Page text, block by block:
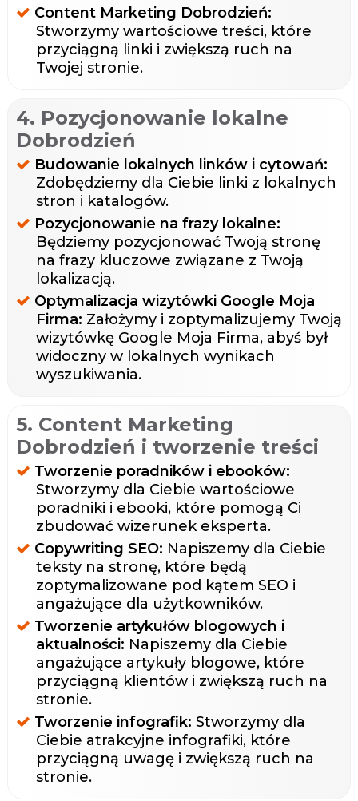
Content Marketing Dobrodzień:
Stworzymy wartościowe treści, które
przyciągną linki i zwiększą ruch na
Twojej stronie.
4. Pozycjonowanie lokalne
Dobrodzień
Budowanie lokalnych linków i cytowań:
Zdobędziemy dla Ciebie linki z lokalnych
stron i katalogów.
Pozycjonowanie na frazy lokalne:
Będziemy pozycjonować Twoją stronę
na frazy kluczowe związane z Twoją
lokalizacją.
Optymalizacja wizytówki Google Moja
Firma: Założymy i zoptymalizujemy Twoją
wizytówkę Google Moja Firma, abyś był
widoczny w lokalnych wynikach
wyszukiwania.
5. Content Marketing
Dobrodzień i tworzenie treści
Tworzenie poradników i ebooków:
Stworzymy dla Ciebie wartościowe
poradniki i ebooki, które pomogą Ci
zbudować wizerunek eksperta.
Copywriting SEO: Napiszemy dla Ciebie
teksty na stronę, które będą
zoptymalizowane pod kątem SEO i
angażujące dla użytkowników.
Tworzenie artykułów blogowych i
aktualności: Napiszemy dla Ciebie
angażujące artykuły blogowe, które
przyciągną klientów i zwiększą ruch na
stronie.
Tworzenie infografik: Stworzymy dla
Ciebie atrakcyjne infografiki, które
przyciągną uwagę i zwiększą ruch na
stronie.